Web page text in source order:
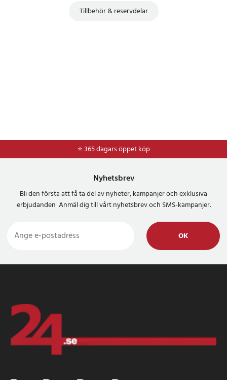
Tillbehör & reservdelar
⭐ 365 dagars öppet köp
⭐Frakt 49kr *
Nyhetsbrev
Bli den första att få ta del av nyheter, kampanjer och exklusiva
erbjudanden Anmäl dig till vårt nyhetsbrev och SMS-kampanjer.
OK